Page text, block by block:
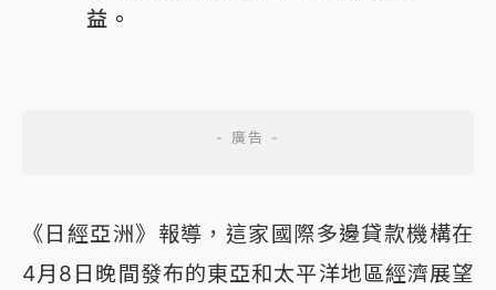
益。
《日經亞洲》報導，這家國際多邊貸款機構在
4月8日晚間發布的東亞和太平洋地區經濟展望